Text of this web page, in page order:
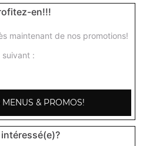
en!!!
maintenant de nos promotions!
suivant :
& PROMOS!
intéressé(e)?